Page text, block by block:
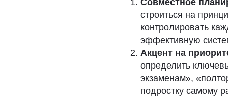
Совместное
строиться на
контролировать
эффективную
Акцент на
определить
экзаменам»,
подростку самому